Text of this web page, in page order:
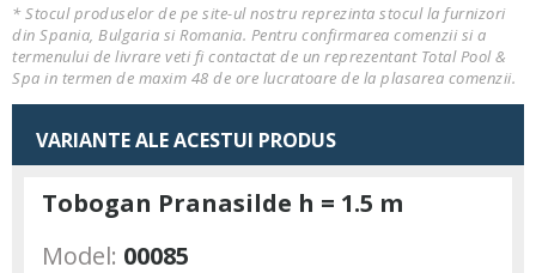
* Stocul produselor de pe site-ul nostru reprezinta stocul la furnizori
din Spania, Bulgaria si Romania. Pentru confirmarea comenzii si a
termenului de livrare veti fi contactat de un reprezentant Total Pool &
Spa in termen de maxim 48 de ore lucratoare de la plasarea comenzii.
VARIANTE ALE ACESTUI PRODUS
Tobogan Pranasilde h = 1.5 m
Model: 00085